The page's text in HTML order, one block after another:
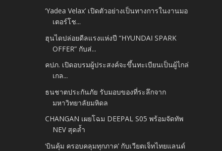
‘Yadea Velax’ เปิดตัวอย่างเป็นทางการในงานมอ
เตอร์โช...
ฮุนไดปล่อยดีลแรงแห่งปี “HYUNDAI SPARK
OFFER” กับส่...
คปภ. เปิดอบรมผู้ประสงค์จะขึ้นทะเบียนเป็นผู้ไกล่
เกล...
ธนชาตประกันภัย รับมอบของที่ระลึกจาก
มหาวิทยาลัยมหิดล
CHANGAN เผยโฉม DEEPAL S05 พร้อมจัดทัพ
NEV สุดล้ำ
‘บินคุ้ม ครอบคลุมทุกภาค’ กับเวียตเจ็ทไทยแลนด์